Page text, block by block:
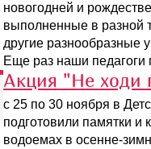
новогодней и
выполненные в разной
другие разнообразные
Еще раз наши педагоги
Акция "Не ходи
с 25 по 30 ноября в
подготовили памятки и
водоемах в осенне-